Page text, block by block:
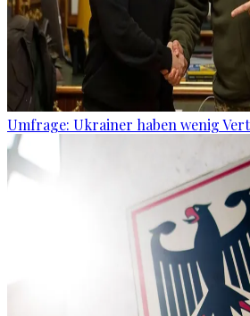
Umfrage: Ukrainer haben wenig